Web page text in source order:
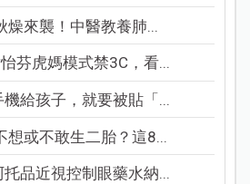
燥來襲！中醫教養肺...
芬虎媽模式禁3C，看...
給孩子，就要被貼「...
想或不敢生二胎？這8...
托品近視控制眼藥水納...